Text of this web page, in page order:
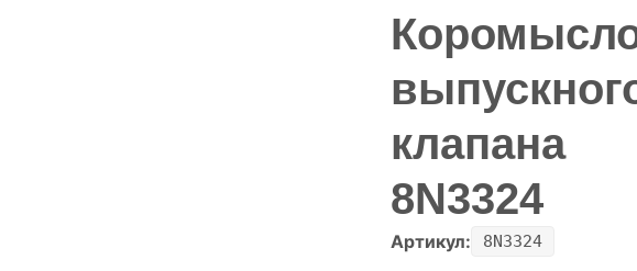
клапана
8N3324
Артикул: 8N3324